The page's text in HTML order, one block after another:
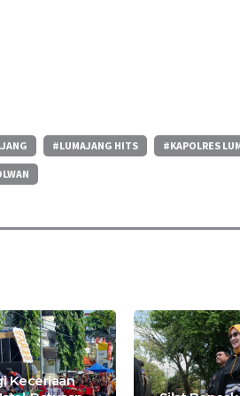
#LUMAJANG HITS #KAPOLRES
Keceriaan